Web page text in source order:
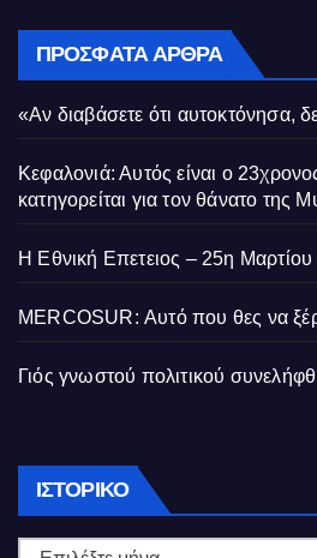
ΠΡΌΣΦΑΤΑ ΆΡΘΡΑ
«Αν διαβάσετε ότι αυτοκτόνησα,
Κεφαλονιά: Αυτός είναι ο
κατηγορείται για τον θάνατο της
Η Εθνική Επετειος – 25η
MERCOSUR: Αυτό που θες να
Γιός γνωστού πολιτικού
ΙΣΤΟΡΙΚΌ Ιστορικό